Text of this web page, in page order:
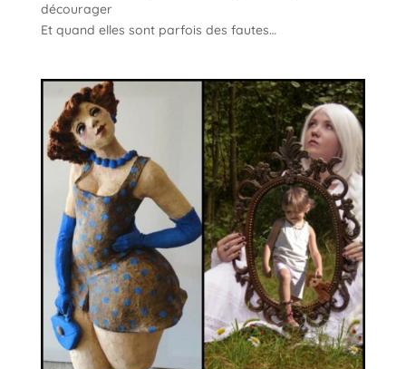
décourager
Et quand elles sont parfois des fautes…